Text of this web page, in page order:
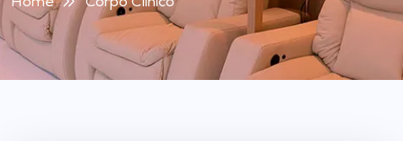
Home Corpo Clínico